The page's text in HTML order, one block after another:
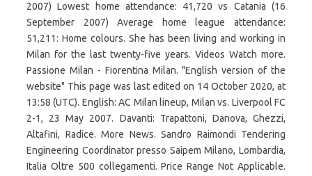
2007) Lowest home attendance: 41,720 vs Catania (16
September 2007) Average home league attendance:
51,211: Home colours. She has been living and working in
Milan for the last twenty-five years. Videos Watch more.
Passione Milan - Fiorentina Milan. "English version of the
website" This page was last edited on 14 October 2020, at
13:58 (UTC). English: AC Milan lineup, Milan vs. Liverpool FC
2-1, 23 May 2007. Davanti: Trapattoni, Danova, Ghezzi,
Altafini, Radice. More News. Sandro Raimondi Tendering
Engineering Coordinator presso Saipem Milano, Lombardia,
Italia Oltre 500 collegamenti. Price Range Not Applicable.